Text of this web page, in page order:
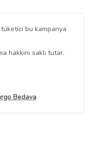
tüketici bu kampanya
hakkını saklı tutar.
Bedava